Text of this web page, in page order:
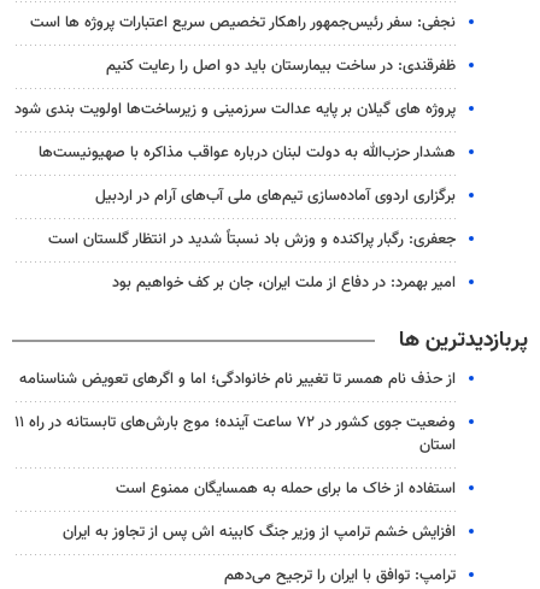
نجفی: سفر رئیس‌جمهور راهکار تخصیص سریع اعتبارات پروژه ها است
ظفرقندی: در ساخت بیمارستان باید دو اصل را رعایت کنیم
پروژه‌ های گیلان بر پایه عدالت سرزمینی و زیرساخت‌ها اولویت‌ بندی شود
هشدار حزب‌الله به دولت لبنان درباره عواقب مذاکره با صهیونیست‌ها
برگزاری اردوی آماده‌سازی تیم‌های ملی آب‌های آرام در اردبیل
جعفری: رگبار پراکنده و وزش باد نسبتاً شدید در انتظار گلستان است
امیر بهمرد: در دفاع از ملت ایران، جان بر کف خواهیم بود
پربازدیدترین ها
از حذف نام همسر تا تغییر نام خانوادگی؛ اما و اگرهای تعویض شناسنامه
وضعیت جوی کشور در ۷۲ ساعت آینده؛ موج بارش‌های تابستانه در راه ۱۱
استان
استفاده از خاک ما برای حمله به همسایگان ممنوع است
افزایش خشم ترامپ از وزیر جنگ کابینه اش پس از تجاوز به ایران
ترامپ: توافق با ایران را ترجیح می‌دهم